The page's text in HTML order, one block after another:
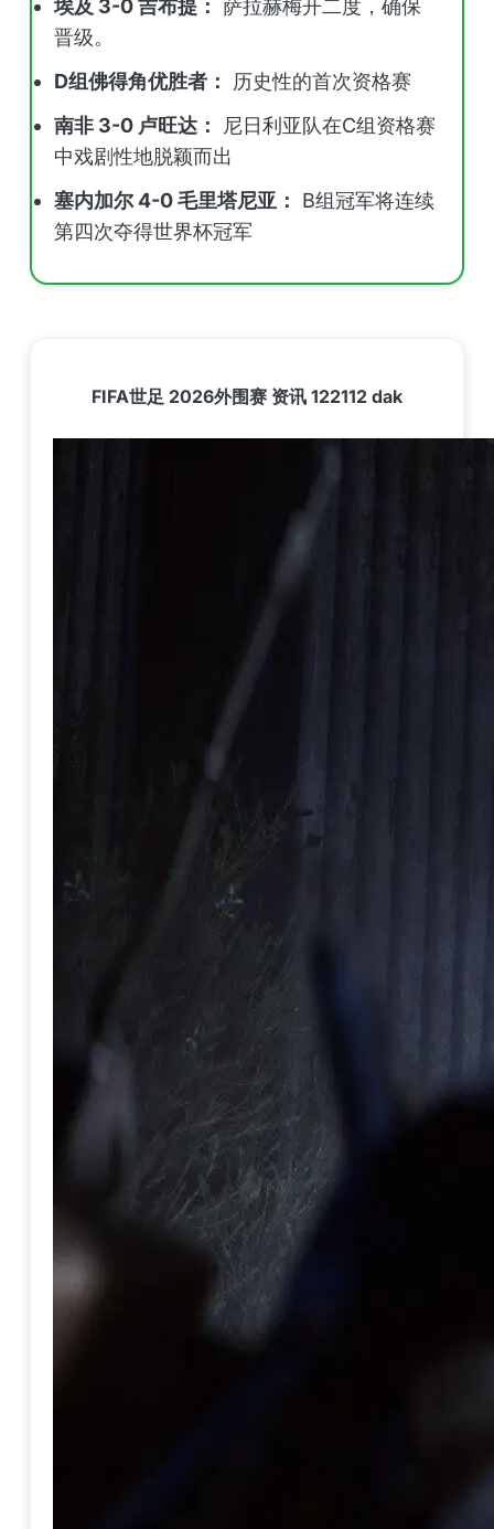
埃及 3-0 吉布提：
萨拉赫梅开二度，确保
晋级。
D组佛得角优胜者：
历史性的首次资格赛
南非 3-0 卢旺达：
尼日利亚队在C组资格赛
中戏剧性地脱颖而出
塞内加尔 4-0 毛里塔尼亚：
B组冠军将连续
第四次夺得世界杯冠军
FIFA世足 2026外围赛 资讯 122112 dak